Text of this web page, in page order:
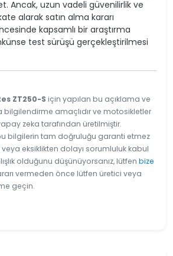
Ancak, uzun vadeli güvenilirlik ve
alarak satın alma kararı
kapsamlı bir araştırma
test sürüşü gerçekleştirilmesi
ZT250-S için yapılan bu açıklama ve
bilgilendirme amaçlıdır ve motosikletler
zeka tarafından üretilmiştir.
bilgilerin tam doğruluğu garanti etmez
eksiklikten dolayı sorumluluk kabul
olduğunu düşünüyorsanız, lütfen bize
vermeden önce lütfen üretici veya
geçin.